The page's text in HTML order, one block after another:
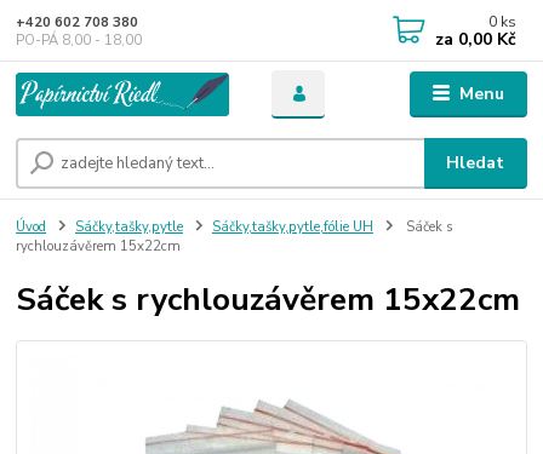
Menu
Hledat
+420 602 708 380
PO-PÁ 8,00 - 18,00
0 ks
za 0,00 Kč
Úvod Sáčky,tašky,pytle Sáčky,tašky,pytle,fólie UH
Sáček s
rychlouzávěrem 15x22cm
Sáček s rychlouzávěrem 15x22cm